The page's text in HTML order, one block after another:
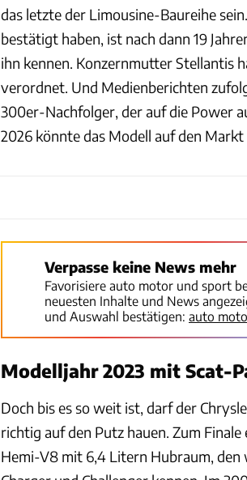
das letzte der Limousine-Baureihe
bestätigt haben, ist nach dann 19
ihn kennen. Konzernmutter Stellantis
verordnet. Und Medienberichten
300er-Nachfolger, der auf die Power
2026 könnte das Modell auf den Markt
Verpasse keine News mehr
Favorisiere auto motor und sport
neuesten Inhalte und News
und Auswahl bestätigen: auto
Modelljahr 2023 mit Scat-
Doch bis es so weit ist, darf der
richtig auf den Putz hauen. Zum
Hemi-V8 mit 6,4 Litern Hubraum,